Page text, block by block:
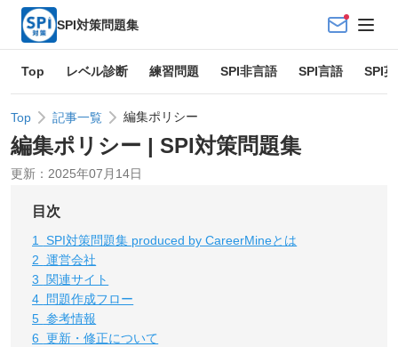
SPI対策問題集
Top レベル診断 練習問題 SPI非言語 SPI言語 SPI
Top 記事一覧 編集ポリシー
編集ポリシー | SPI対策問題集
更新： 2025年07月14日
目次
1
SPI対策問題集 produced by CareerMineとは
2 運営会社
3
関連サイト
4
問題作成フロー
5 参考情報
6 更新・修正について